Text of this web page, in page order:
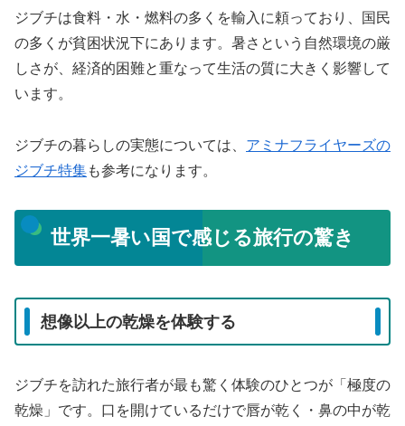
ジブチは食料・水・燃料の多くを輸入に頼っており、国民
の多くが貧困状況下にあります。暑さという自然環境の厳
しさが、経済的困難と重なって生活の質に大きく影響して
います。
ジブチの暮らしの実態については、 アミナフライヤーズの
ジブチ特集も参考になります。
世界一暑い国で感じる旅行の驚き
想像以上の乾燥を体験する
ジブチを訪れた旅行者が最も驚く体験のひとつが「極度の
乾燥」です。口を開けているだけで唇が乾く・鼻の中が乾